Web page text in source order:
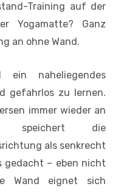
Training auf der
Yogamatte? Ganz
an ohne Wand.
naheliegendes
gefahrlos zu lernen.
immer wieder an
speichert die
als senkrecht
gedacht – eben nicht
Wand eignet sich